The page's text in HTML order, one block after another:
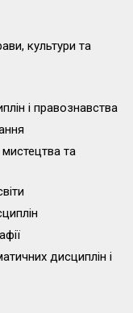
культури та
і правознавства
та
дисциплін і